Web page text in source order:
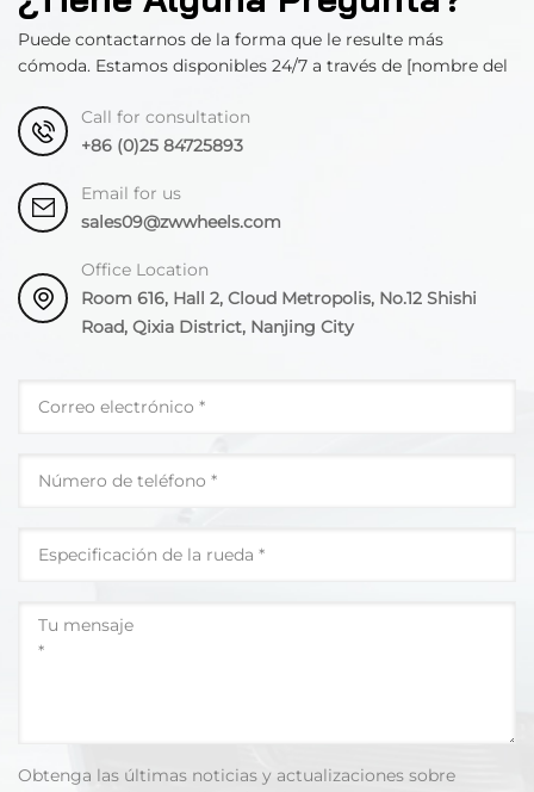
Puede contactarnos de la forma que le resulte más
cómoda. Estamos disponibles 24/7 a través de [nombre del
Call for consultation
+86 (0)25 84725893
Email for us
sales09@zwwheels.com
Office Location
Room 616, Hall 2, Cloud Metropolis, No.12 Shishi
Road, Qixia District, Nanjing City
Obtenga las últimas noticias y actualizaciones sobre